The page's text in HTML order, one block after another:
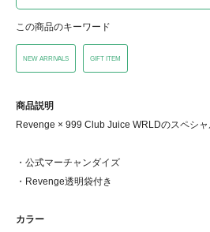
この商品のキーワード
NEW ARRIVALS GIFT ITEM
商品説明
Revenge × 999 Club Juice WRLDのスペシャ
・公式マーチャンダイズ
・Revenge透明袋付き
カラー